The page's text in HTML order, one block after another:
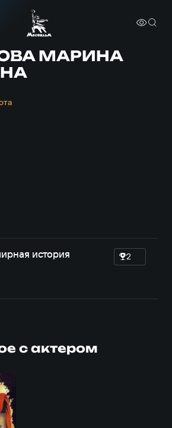
МАРИНА
история
2
с актером